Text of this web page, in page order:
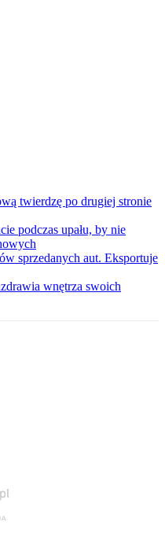
twierdzę po drugiej stronie
podczas upału, by nie
sprzedanych aut. Eksportuje
wnętrza swoich